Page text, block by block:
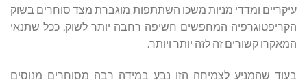
עיקריים ומדדי מניות משכו השתתפות מוגברת מצד סוחרים בשוק
הקריפטוגרפיה המחפשים חשיפה רחבה יותר לשוק, ככל שתנאי
המאקרו קשורים זה לזה יותר ויותר.
בעוד שהמניע לצמיחה הזו נבע במידה רבה מסוחרים מנוסים